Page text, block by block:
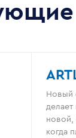
Новый
новой,
когда